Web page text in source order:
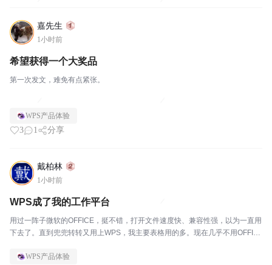
嘉先生
1小时前
希望获得一个大奖品
第一次发文，难免有点紧张。
WPS产品体验
3 1 分享
戴柏林
1小时前
WPS成了我的工作平台
用过一阵子微软的OFFICE，挺不错，打开文件速度快、兼容性强，以为一直用
下去了。直到兜兜转转又用上WPS，我主要表格用的多。现在几乎不用OFFIC
办公室，或者在外面没有带电脑，随时可...
WPS产品体验